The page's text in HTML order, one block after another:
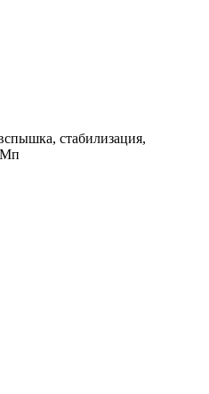
стабилизация,